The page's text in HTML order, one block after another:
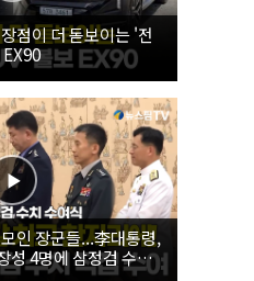
점이 더 돋보이는 '전
인 장군들...李대통령,
성 4명에 삼정검 수치